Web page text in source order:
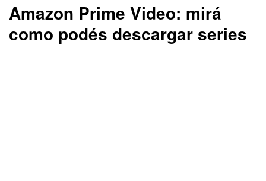
Amazon Prime Video: mirá
como podés descargar series